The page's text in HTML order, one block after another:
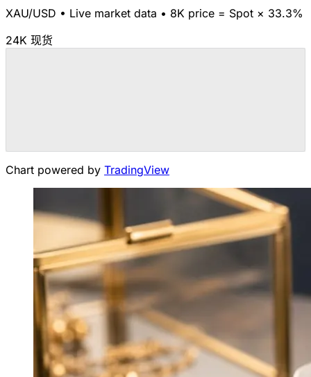
XAU/USD • Live market data • 8K price = Spot × 33.3%
24K 现货
Chart powered by TradingView